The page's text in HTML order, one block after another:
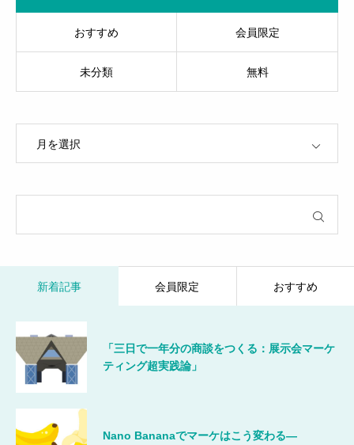
おすすめ 会員限定
未分類 無料
新着記事 会員限定 おすすめ
「三日で一年分の商談をつくる：展示会マーケ
ティング超実践論」
Nano Bananaでマーケはこう変わる―